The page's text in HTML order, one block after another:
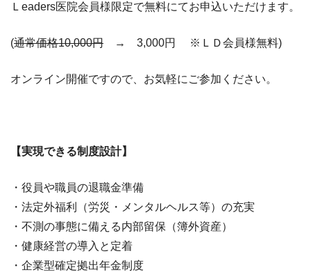
Ｌeaders医院会員様限定で無料にてお申込いただけます。
(通常価格10,000円 → 3,000円 ※ＬＤ会員様無料)
オンライン開催ですので、お気軽にご参加ください。
【実現できる制度設計】
・役員や職員の退職金準備
・法定外福利（労災・メンタルヘルス等）の充実
・不測の事態に備える内部留保（簿外資産）
・健康経営の導入と定着
・企業型確定拠出年金制度